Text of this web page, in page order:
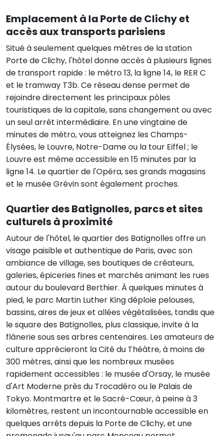
Emplacement à la Porte de Clichy et
accès aux transports parisiens
Situé à seulement quelques mètres de la station
Porte de Clichy, l'hôtel donne accès à plusieurs lignes
de transport rapide : le métro 13, la ligne 14, le RER C
et le tramway T3b. Ce réseau dense permet de
rejoindre directement les principaux pôles
touristiques de la capitale, sans changement ou avec
un seul arrêt intermédiaire. En une vingtaine de
minutes de métro, vous atteignez les Champs-
Élysées, le Louvre, Notre-Dame ou la tour Eiffel ; le
Louvre est même accessible en 15 minutes par la
ligne 14. Le quartier de l'Opéra, ses grands magasins
et le musée Grévin sont également proches.
Quartier des Batignolles, parcs et sites
culturels à proximité
Autour de l'hôtel, le quartier des Batignolles offre un
visage paisible et authentique de Paris, avec son
ambiance de village, ses boutiques de créateurs,
galeries, épiceries fines et marchés animant les rues
autour du boulevard Berthier. À quelques minutes à
pied, le parc Martin Luther King déploie pelouses,
bassins, aires de jeux et allées végétalisées, tandis que
le square des Batignolles, plus classique, invite à la
flânerie sous ses arbres centenaires. Les amateurs de
culture apprécieront la Cité du Théâtre, à moins de
300 mètres, ainsi que les nombreux musées
rapidement accessibles : le musée d'Orsay, le musée
d'Art Moderne près du Trocadéro ou le Palais de
Tokyo. Montmartre et le Sacré-Cœur, à peine à 3
kilomètres, restent un incontournable accessible en
quelques arrêts depuis la Porte de Clichy, et une